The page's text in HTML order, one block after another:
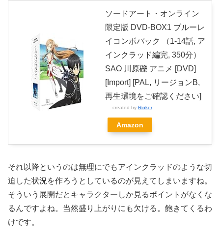
ソードアート・オンライン
限定版 DVD-BOX1 ブルーレ
イコンボパック （1-14話, ア
インクラッド編完, 350分）
SAO 川原礫 アニメ [DVD]
[Import] [PAL, リージョンB,
再生環境をご確認ください]
created by Rinker
Amazon
それ以降というのは無理にでもアインクラッドのような切
迫した状況を作ろうとしているのが見えてしまいますね。
そういう展開だとキャラクターしか見るポイントがなくな
るんですよね。当然盛り上がりにも欠ける。飽きてくるわ
けです。